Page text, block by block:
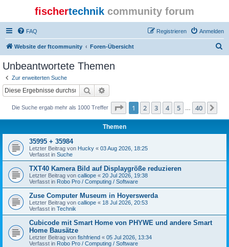
fischertechnik community forum
FAQ Anmelden
Registrieren
Website der ftcommunity Foren-Übersicht
Unbeantwortete Themen
Zur erweiterten Suche
Suche
Die Suche ergab mehr als 1000 Treffer Seite 1von 40
1 2 3 4 5 40
Themen
35995 + 35984
Letzter Beitrag von Hucky « 03 Aug 2026, 18:25
Verfasst in Suche
TXT40 Kamera Bild auf Displaygröße reduzieren
Letzter Beitrag von calliope « 20 Jul 2026, 19:38
Verfasst in Robo Pro / Computing / Software
Zuse Computer Museum in Hoyerswerda
Letzter Beitrag von calliope « 18 Jul 2026, 20:53
Verfasst in Technik
Cubicode mit Smart Home von PHYWE und andere Smart
Home Bausätze
Letzter Beitrag von fishfriend « 05 Jul 2026, 13:34
Verfasst in Robo Pro / Computing / Software